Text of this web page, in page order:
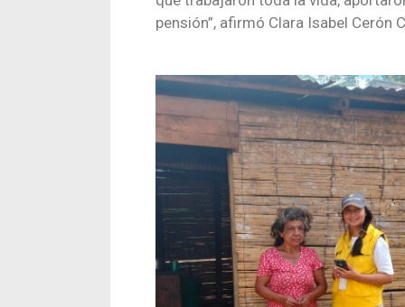
pensión”, afirmó Clara Isabel Cerón